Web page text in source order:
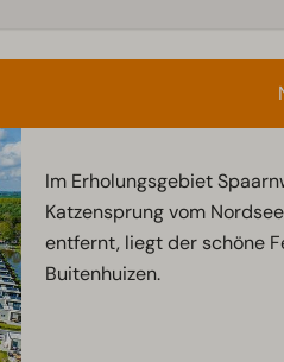
Im Erholungsgebiet
Katzensprung vom
entfernt, liegt der schöne
Buitenhuizen.